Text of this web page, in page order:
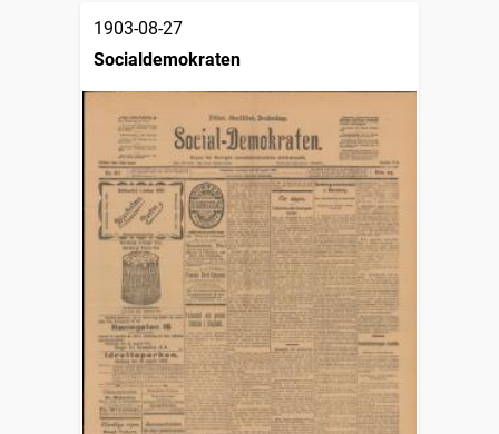
1903-08-27
Socialdemokraten